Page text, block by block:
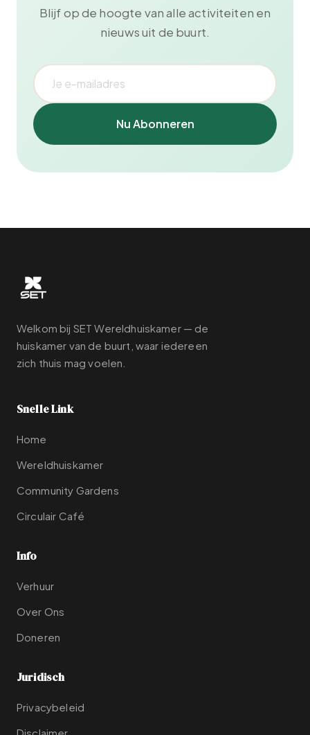
Blijf op de hoogte van alle activiteiten en
nieuws uit de buurt.
Nu Abonneren
Welkom bij SET Wereldhuiskamer — de
huiskamer van de buurt, waar iedereen
zich thuis mag voelen.
Snelle Link
Home
Wereldhuiskamer
Community Gardens
Circulair Café
Info
Verhuur
Over Ons
Doneren
Juridisch
Privacybeleid